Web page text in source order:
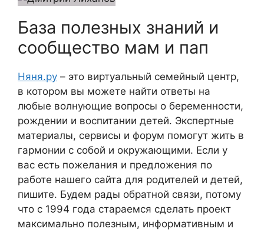
База полезных знаний и
сообщество мам и пап
Няня.ру – это виртуальный семейный центр,
в котором вы можете найти ответы на
любые волнующие вопросы о беременности,
рождении и воспитании детей. Экспертные
материалы, сервисы и форум помогут жить в
гармонии с собой и окружающими. Если у
вас есть пожелания и предложения по
работе нашего сайта для родителей и детей,
пишите. Будем рады обратной связи, потому
что c 1994 года стараемся сделать проект
максимально полезным, информативным и